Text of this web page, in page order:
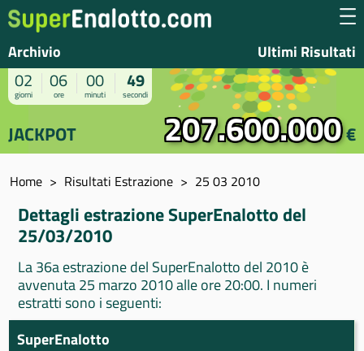
Archivio Ultimi Risultati
02
giorni
06
ore
00
minuti
49
secondi
JACKPOT 207.600.000€
Home Risultati Estrazione 25 03 2010
Dettagli estrazione SuperEnalotto del
25/03/2010
La 36a estrazione del SuperEnalotto del 2010 è
avvenuta 25 marzo 2010 alle ore 20:00. I numeri
estratti sono i seguenti:
SuperEnalotto